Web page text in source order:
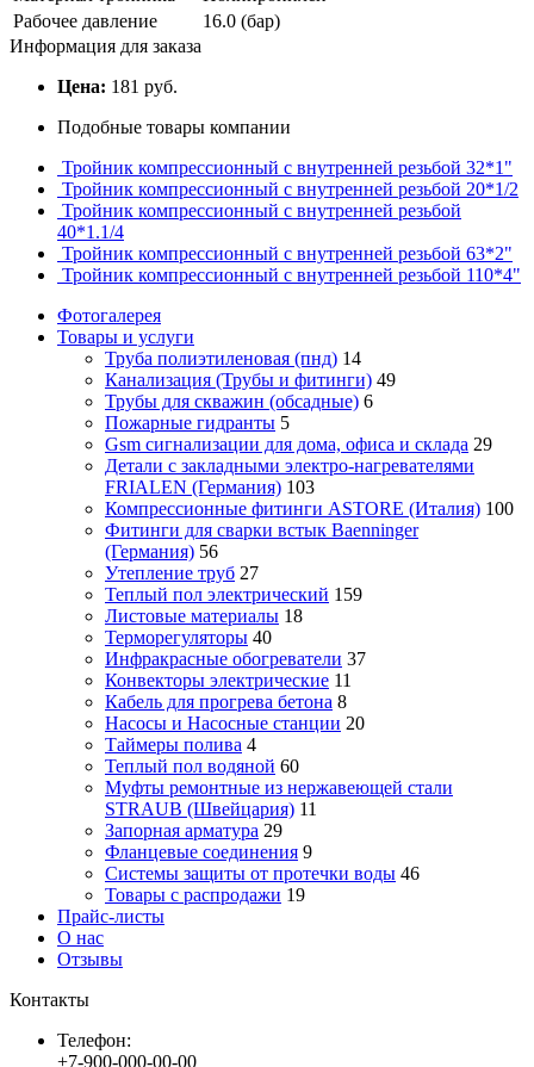
Рабочее давление
16.0 (бар)
Информация для заказа
Цена: 181 руб.
Подобные товары компании
Тройник компрессионный с внутренней резьбой 32*1"
Тройник компрессионный с внутренней резьбой 20*1/2
Тройник компрессионный с внутренней резьбой
40*1.1/4
Тройник компрессионный с внутренней резьбой 63*2"
Тройник компрессионный с внутренней резьбой 110*4"
Фотогалерея
Товары и услуги
Труба полиэтиленовая (пнд) 14
Канализация (Трубы и фитинги) 49
Трубы для скважин (обсадные) 6
Пожарные гидранты 5
Gsm сигнализации для дома, офиса и склада 29
Детали с закладными электро-нагревателями
FRIALEN (Германия) 103
Компрессионные фитинги ASTORE (Италия) 100
Фитинги для сварки встык Baenninger
(Германия) 56
Утепление труб 27
Теплый пол электрический 159
Листовые материалы 18
Терморегуляторы 40
Инфракрасные обогреватели 37
Конвекторы электрические 11
Кабель для прогрева бетона 8
Насосы и Насосные станции 20
Таймеры полива 4
Теплый пол водяной 60
Муфты ремонтные из нержавеющей стали
STRAUB (Швейцария) 11
Запорная арматура 29
Фланцевые соединения 9
Системы защиты от протечки воды 46
Товары с распродажи 19
Прайс-листы
О нас
Отзывы
Контакты
Телефон:
+7-900-000-00-00